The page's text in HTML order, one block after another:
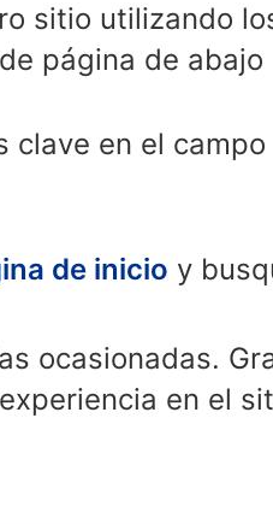
sitio utilizando
página de abajo
clave en el
de inicio y
ocasionadas.
en el